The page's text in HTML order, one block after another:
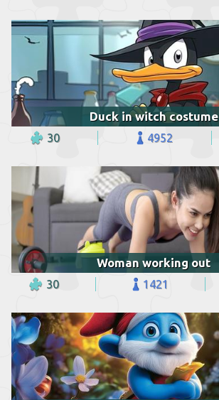
Duck in witch costume
30 4952
Woman working out
30 1421